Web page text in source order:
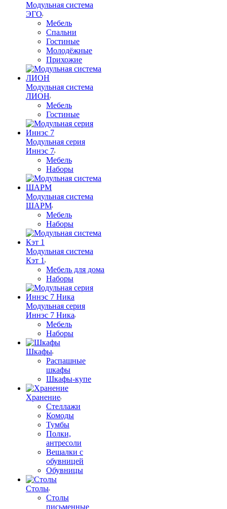
Модульная система
ЭГО
Мебель
Спальни
Гостиные
Молодёжные
Прихожие
Модульная система
ЛИОН
Мебель
Гостиные
Модульная серия
Иннэс 7
Мебель
Наборы
Модульная система
ШАРМ
Мебель
Наборы
Модульная система
Кэт 1
Мебель для дома
Наборы
Модульная серия
Иннэс 7 Ника
Мебель
Наборы
Шкафы
Распашные
шкафы
Шкафы-купе
Хранение
Стеллажи
Комоды
Тумбы
Полки,
антресоли
Вешалки с
обувницей
Обувницы
Столы
Столы
письменные